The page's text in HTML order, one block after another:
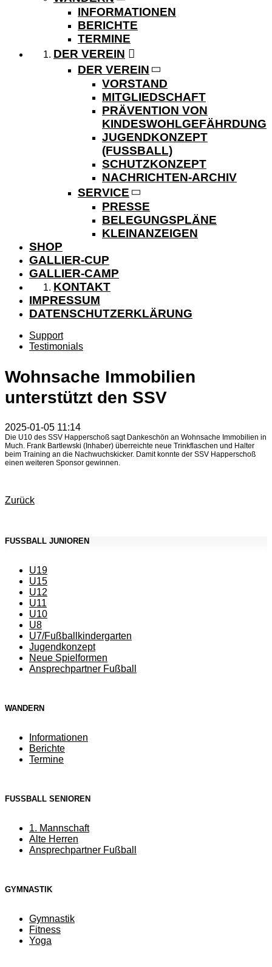
INFORMATIONEN
BERICHTE
TERMINE
DER VEREIN
DER VEREIN
VORSTAND
MITGLIEDSCHAFT
PRÄVENTION VON
KINDESWOHLGEFÄHRDUNG
JUGENDKONZEPT
(FUSSBALL)
SCHUTZKONZEPT
NACHRICHTEN-ARCHIV
SERVICE
PRESSE
BELEGUNGSPLÄNE
KLEINANZEIGEN
SHOP
GALLIER-CUP
GALLIER-CAMP
KONTAKT
IMPRESSUM
DATENSCHUTZERKLÄRUNG
Support
Testimonials
Wohnsache Immobilien
unterstützt den SSV
2025-01-05 11:14
Die U10 des SSV Happerschoß sagt Dankeschön an Wohnsache Immobilien in
Much. Frank Bartlewski (Inhaber) überreichte neue Trinkflaschen und Halter
beim Training an die Nachwuchskicker. Damit konnte der SSV Happerschoß
einen weiteren Sponsor gewinnen.
Zurück
FUSSBALL JUNIOREN
U19
U15
U12
U11
U10
U8
U7/Fußballkindergarten
Jugendkonzept
Neue Spielformen
Ansprechpartner Fußball
WANDERN
Informationen
Berichte
Termine
FUSSBALL SENIOREN
1. Mannschaft
Alte Herren
Ansprechpartner Fußball
GYMNASTIK
Gymnastik
Fitness
Yoga